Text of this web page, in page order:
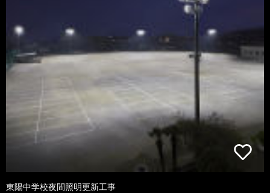
東陽中学校夜間照明更新工事